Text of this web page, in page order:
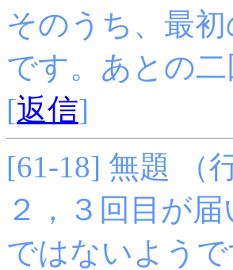
そのうち、最
です。あとの
[返信]
[61-18] 無題 （
２，３回目が
ではないようで